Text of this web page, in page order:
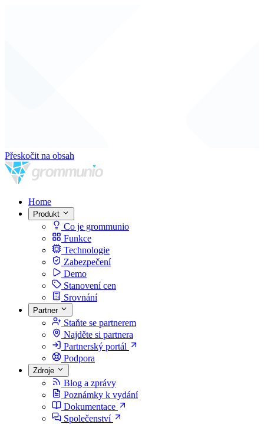
Přeskočit na obsah
Home
Produkt
Co je grommunio
Funkce
Technologie
Zabezpečení
Demo
Stanovení cen
Srovnání
Partner
Staňte se partnerem
Najděte si partnera
Partnerský portál
Podpora
Zdroje
Blog a zprávy
Poznámky k vydání
Dokumentace
Společenství